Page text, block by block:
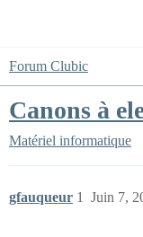
Forum Clubic
Canons à
Matériel informatique
gfauqueur Juin 7,
1